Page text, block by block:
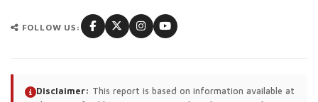
FOLLOW US:
Disclaimer: This report is based on information available at